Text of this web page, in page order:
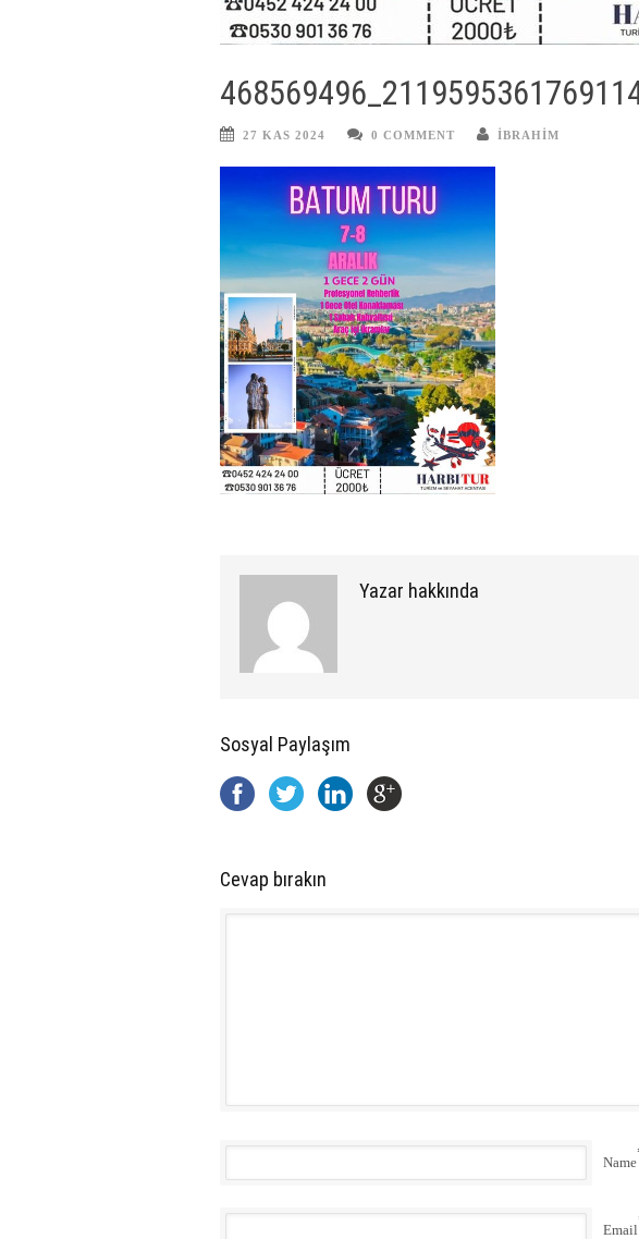
27 KAS 2024 0 COMMENT IBRAHIM
Yazar hakkında
Sosyal Paylaşım
Cevap bırakın
Name
Email